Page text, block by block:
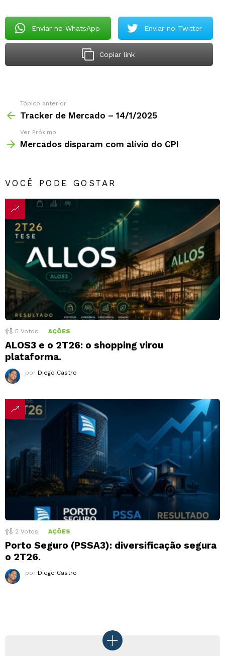
Enviar no WhatsApp Enviar no Twitter
Copiar link
Tópico anterior
Tracker de Mercado – 14/1/2025
Ver Próximo
Mercados disparam com alívio do CPI
VOCÊ PODE GOSTAR
5 Votos AÇÕES
ALOS3 e o 2T26: o shopping virou
plataforma.
por Diego Castro
2 Votos AÇÕES
Porto Seguro (PSSA3): diversificação segura
o 2T26.
por Diego Castro